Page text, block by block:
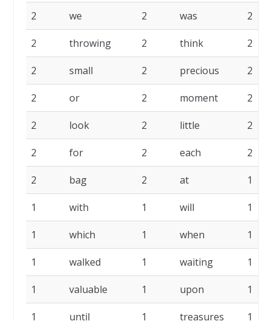
2 we 2 was 2
2 throwing 2 think 2
2 small 2 precious 2
2 or 2 moment 2
2 look 2 little 2
2 for 2 each 2
2 bag 2 at 1
1 with 1 will 1
1 which 1 when 1
1 walked 1 waiting 1
1 valuable 1 upon 1
1 until 1 treasures 1